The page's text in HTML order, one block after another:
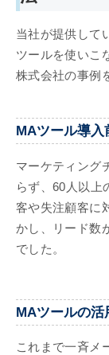
当社が提供して
ツールを使いこ
株式会社の事例
MAツール導入
マーケティング
らず、60人以上
客や失注顧客に
かし、リード数
でした。
MAツールの活
これまで一斉メ